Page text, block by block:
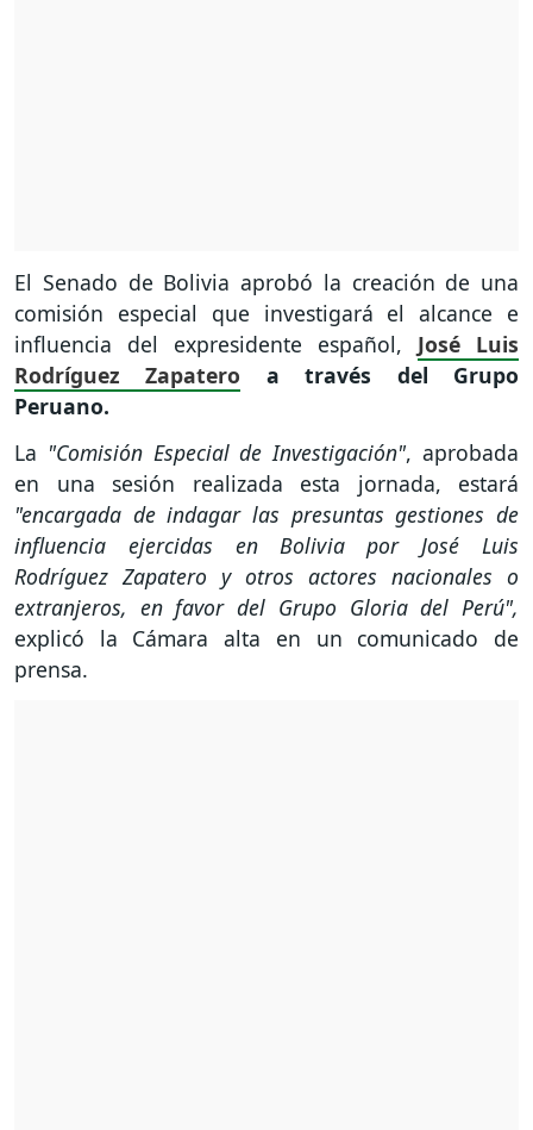
El Senado de Bolivia aprobó la creación de una
comisión especial que investigará el alcance e
influencia del expresidente español, José Luis
Rodríguez Zapatero a través del Grupo
Peruano.
La "Comisión Especial de Investigación", aprobada
en una sesión realizada esta jornada, estará
"encargada de indagar las presuntas gestiones de
influencia ejercidas en Bolivia por José Luis
Rodríguez Zapatero y otros actores nacionales o
extranjeros, en favor del Grupo Gloria del Perú",
explicó la Cámara alta en un comunicado de
prensa.